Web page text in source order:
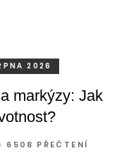
2026
markýzy: Jak
6508 PŘEČTENÍ